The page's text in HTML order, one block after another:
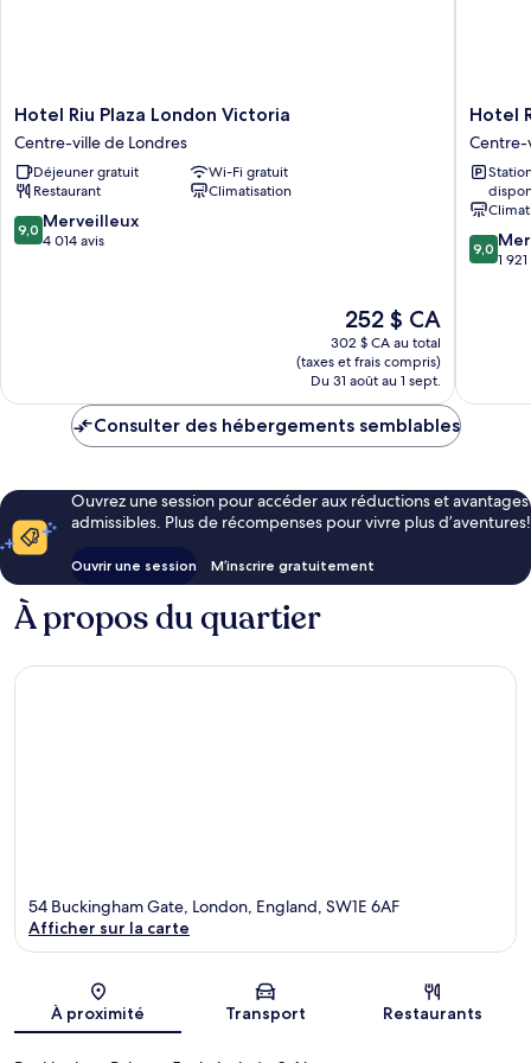
Hotel
Riu
Plaza
London
Victoria
Centre-
ville
Hotel Riu Plaza London Victoria
Centre-ville de Londres
Déjeuner gratuit
Wi-Fi gratuit
Restaurant
Climatisation
9.0
sur
9,0 Merveilleux
4 014 avis
Le
prix
est
de
252 $ CA
252 $ CA
302 $ CA au total
(taxes et frais compris)
Du 31 août au 1 sept.
Hotel
Riu
Plaza
London
The
Centre-
ville
Hotel
Centre-
9.0
sur
9,0
1
Consulter des hébergements semblables
Ouvrez une session pour accéder aux réductions et avantages
admissibles. Plus de récompenses pour vivre plus d’aventures!
Ouvrir une session M’inscrire gratuitement
À propos du quartier
Carte
54 Buckingham Gate, London, England, SW1E 6AF
Afficher sur la carte
À proximité Transport Restaurants